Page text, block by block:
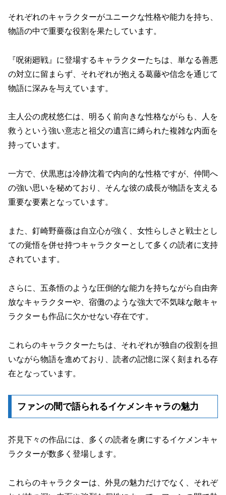
それぞれのキャラクターがユニークな性格や能力を持ち、
物語の中で重要な役割を果たしています。
『呪術廻戦』に登場するキャラクターたちは、単なる善悪
の対立に留まらず、それぞれが抱える葛藤や信念を通じて
物語に深みを与えています。
主人公の虎杖悠仁は、明るく前向きな性格ながらも、人を
救うという強い意志と祖父の遺言に縛られた複雑な内面を
持っています。
一方で、伏黒恵は冷静沈着で内向的な性格ですが、仲間へ
の強い思いを秘めており、そんな彼の成長が物語を支える
重要な要素となっています。
また、釘崎野薔薇は自立心が強く、女性らしさと戦士とし
ての覚悟を併せ持つキャラクターとして多くの読者に支持
されています。
さらに、五条悟のような圧倒的な能力を持ちながら自由奔
放なキャラクターや、宿儺のような強大で不気味な敵キャ
ラクターも作品に欠かせない存在です。
これらのキャラクターたちは、それぞれが独自の役割を担
いながら物語を進めており、読者の記憶に深く刻まれる存
在となっています。
ファンの間で語られるイケメンキャラの魅力
芥見下々の作品には、多くの読者を虜にするイケメンキャ
ラクターが数多く登場します。
これらのキャラクターは、外見の魅力だけでなく、それぞ